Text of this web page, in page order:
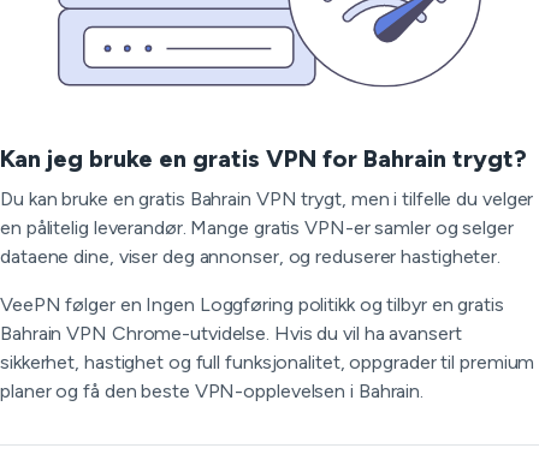
Kan jeg bruke en gratis VPN for Bahrain trygt?
Du kan bruke en gratis Bahrain VPN trygt, men i tilfelle du velger
en pålitelig leverandør. Mange gratis VPN-er samler og selger
dataene dine, viser deg annonser, og reduserer hastigheter.
VeePN følger en Ingen Loggføring politikk og tilbyr en gratis
Bahrain VPN Chrome-utvidelse. Hvis du vil ha avansert
sikkerhet, hastighet og full funksjonalitet, oppgrader til premium
planer og få den beste VPN-opplevelsen i Bahrain.